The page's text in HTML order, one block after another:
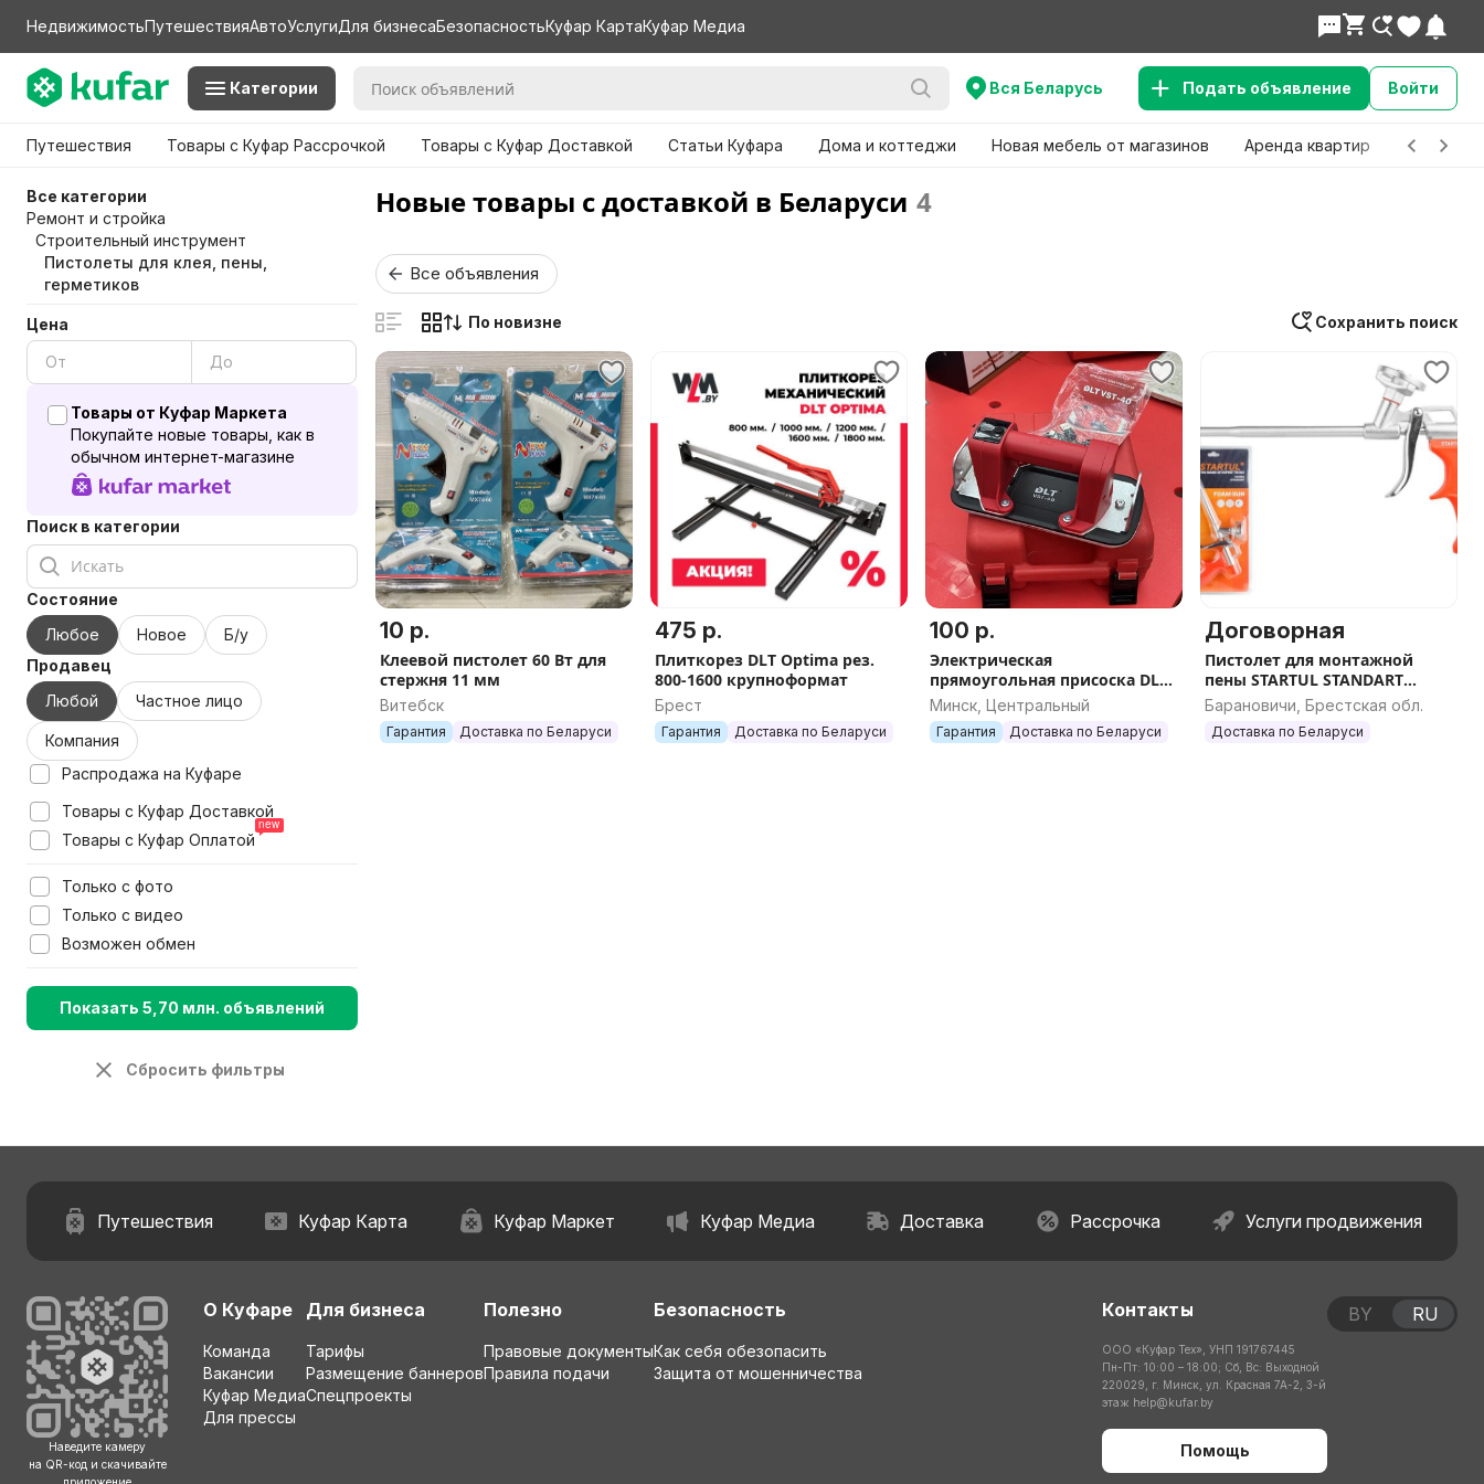
НедвижимостьПутешествияАвтоУслугиДля бизнесаБезопасностьКуфар КартаКуфар Медиа
Категории Вся Беларусь Подать объявление Войти
Путешествия Товары с Куфар Рассрочкой Товары с Куфар Доставкой Статьи Куфара Дома и коттеджи Новая мебель от магазинов Аренда квартир Детские
Все категории
Ремонт и стройка
Строительный инструмент
Пистолеты для клея, пены,
герметиков
Цена
Товары от Куфар Маркета
Покупайте новые товары, как в
обычном интернет-магазине
Поиск в категории
Состояние
Любое
Новое
Б/у
Продавец
Любой
Частное лицо
Компания
Распродажа на Куфаре
Товары с Куфар Доставкой
Товары с Куфар Оплатой
Только с фото
Только с видео
Возможен обмен
Показать 5,70 млн. объявлений
Сбросить фильтры
Новые товары с доставкой в Беларуси 4
Все объявления
Сохранить поиск
По новизне
10 р.
Клеевой пистолет 60 Вт для
стержня 11 мм
Витебск
Гарантия Доставка по Беларуси
475 р.
Плиткорез DLT Optima рез.
800-1600 крупноформат
Брест
Гарантия Доставка по Беларуси
100 р.
Электрическая
прямоугольная присоска DLT
VST-30, VST-40 для гладкой и
рельефной плитки с АВТО
подкач
Минск, Центральный
Гарантия Доставка по Беларуси
Договорная
Пистолет для монтажной
пены STARTUL STANDART
(ST4153) (в комплекте 4
насадки)
Барановичи, Брестская обл.
Доставка по Беларуси
Путешествия Куфар Карта Куфар Маркет Куфар Медиа Доставка Рассрочка Услуги продвижения
Наведите камеру
на QR-код и скачивайте
О Куфаре
Команда
Вакансии
Куфар Медиа
Для прессы
Для бизнеса
Тарифы
Размещение баннеров
Спецпроекты
Полезно
Правовые документы
Правила подачи
Безопасность
Как себя обезопасить
Защита от мошенничества
Контакты
ООО «Куфар Тех», УНП 191767445
Пн-Пт: 10:00 – 18:00; Сб, Вс: Выходной
220029, г. Минск, ул. Красная 7А-2, 3-й
этаж help@kufar.by
Помощь
BY RU